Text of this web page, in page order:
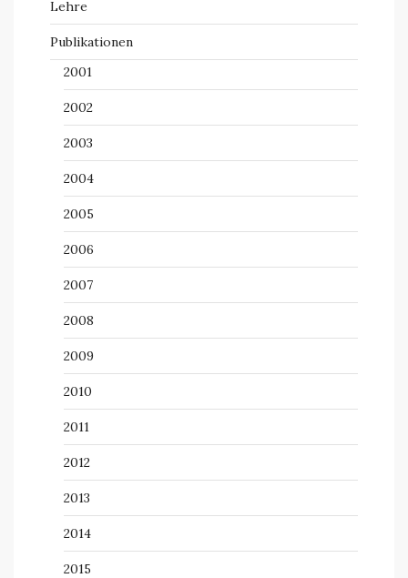
Lehre
Publikationen
2001
2002
2003
2004
2005
2006
2007
2008
2009
2010
2011
2012
2013
2014
2015